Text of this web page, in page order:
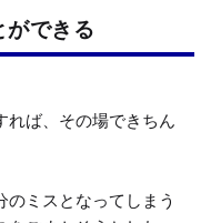
ができる
れば、その場できちん
ミスとなってしまう